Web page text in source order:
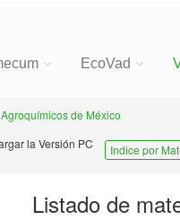
EcoVad
Agroquímicos de México
la Versión PC
Indice por
Listado de